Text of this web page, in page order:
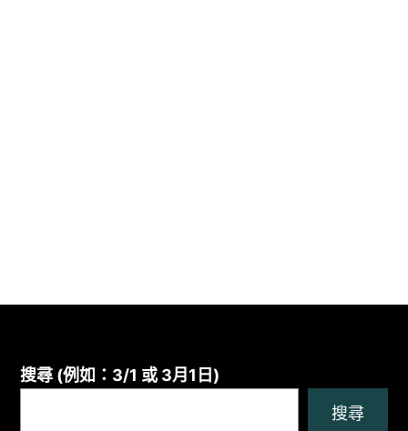
搜尋 (例如：3/1 或 3月1日)
搜尋